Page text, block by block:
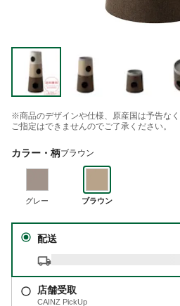
※商品のデザインや仕様、原産国は予告な
ご指定はできませんのでご了承ください。
カラー・柄ブラウン
グレー ブラウン
配送
店舗受取
CAINZ PickUp